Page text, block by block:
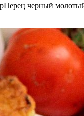
Перец черный